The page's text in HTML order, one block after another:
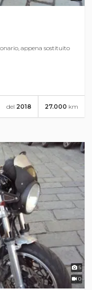
appena sostituito
27.000 km
del 2018
5
0